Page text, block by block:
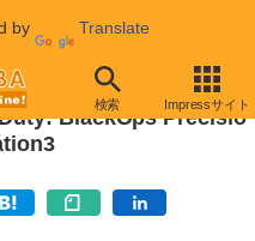
by Translate
検索 Impressサイト
BlackOps Precisio